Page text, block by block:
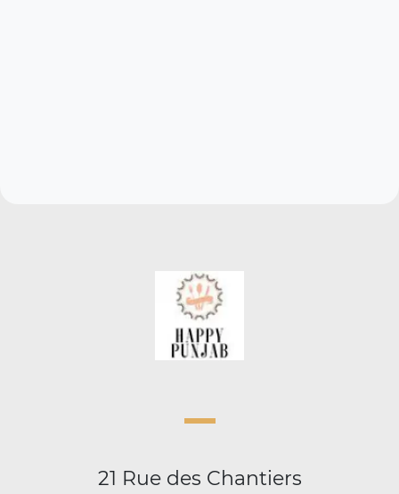
21 Rue des Chantiers